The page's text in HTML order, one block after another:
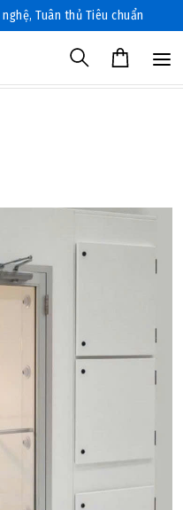
Tuân thủ Tiêu chuẩn